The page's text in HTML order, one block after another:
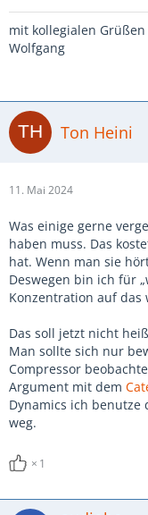
mit kollegialen Grüßen
Wolfgang
Ton Heini
11. Mai 2024
Was einige gerne
haben muss. Das
hat. Wenn man sie
Deswegen bin ich für
Konzentration auf das
Das soll jetzt nicht
Man sollte sich nur
Compressor
Argument mit dem
Dynamics ich benutze
weg.
1